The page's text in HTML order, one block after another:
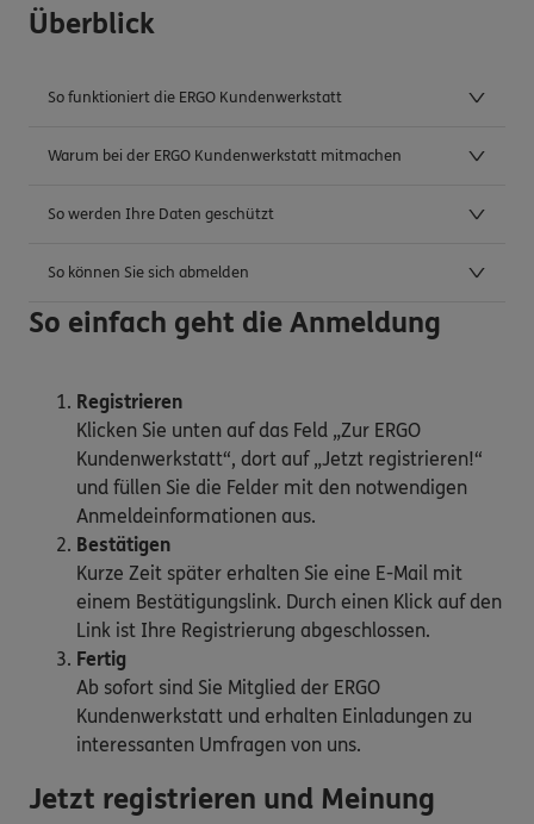
Überblick
So funktioniert die ERGO Kundenwerkstatt
Warum bei der ERGO Kundenwerkstatt mitmachen
So werden Ihre Daten geschützt
So können Sie sich abmelden
So einfach geht die Anmeldung
Registrieren
Klicken Sie unten auf das Feld „Zur ERGO
Kundenwerkstatt“, dort auf „Jetzt registrieren!“
und füllen Sie die Felder mit den notwendigen
Anmeldeinformationen aus.
Bestätigen
Kurze Zeit später erhalten Sie eine E-Mail mit
einem Bestätigungslink. Durch einen Klick auf den
Link ist Ihre Registrierung abgeschlossen.
Fertig
Ab sofort sind Sie Mitglied der ERGO
Kundenwerkstatt und erhalten Einladungen zu
interessanten Umfragen von uns.
Jetzt registrieren und Meinung